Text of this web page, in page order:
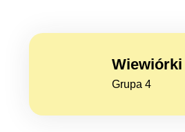
Wiewiórki
Grupa 4